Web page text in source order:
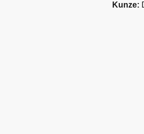
Kunze: